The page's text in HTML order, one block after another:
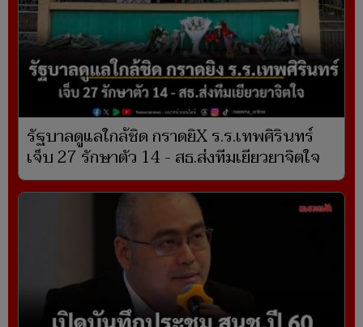
รัฐบาลดูแลใกล้ชิด กราดยิX ร.ร.เทพศิรินทร์
เจ็บ 27 รักษาตัว 14 - สธ.ส่งทีมเยียวยาจิตใจ